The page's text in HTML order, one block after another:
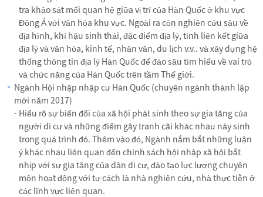
tra khảo sát mối quan hệ giữa vị trí của Hàn Quốc ở khu vực
Đông Á với văn hóa khu vực. Ngoài ra còn nghiên cứu sâu về
địa hình, khí hậu sinh thái, đặc điểm địa lý, tính liên kết giữa
địa lý và văn hóa, kinh tế, nhân văn, du lịch v.v.. và xây dựng hệ
thống thông tin địa lý Hàn Quốc để đào sâu tìm hiểu về vai trò
và chức năng của Hàn Quốc trên tầm Thế giới.
Ngành Hội nhập nhập cư Hàn Quốc (chuyên ngành thành lập
mới năm 2017)
Hiểu rõ sự biến đổi của xã hội phát sinh theo sự gia tăng của
người di cư và những điểm gây tranh cãi khác nhau nảy sinh
trong quá trình đó. Thêm vào đó, Ngành nắm bắt những luận
ý khác nhau liên quan đến chính sách hội nhập xã hội bắt
nhịp với sự gia tăng của dân di cư, đào tạo lực lượng chuyên
môn hoạt động với tư cách là nhà nghiên cứu, nhà thực tiễn ở
các lĩnh vực liên quan.